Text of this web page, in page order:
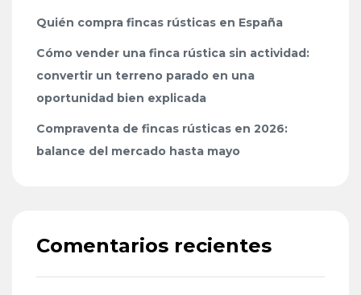
Quién compra fincas rústicas en España
Cómo vender una finca rústica sin actividad:
convertir un terreno parado en una
oportunidad bien explicada
Compraventa de fincas rústicas en 2026:
balance del mercado hasta mayo
Comentarios recientes